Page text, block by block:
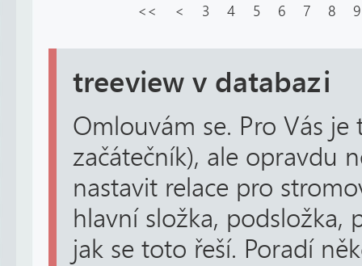
<< < 3 4 5 6 7 8 9
treeview v databazi
Omlouvám se. Pro Vás
začátečník), ale opravdu
nastavit relace pro
hlavní složka, podsložka,
jak se toto řeší. Poradí